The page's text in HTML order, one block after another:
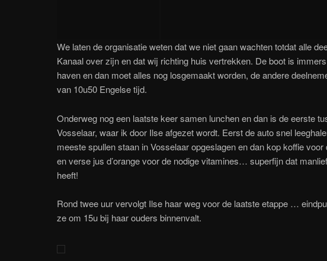
We laten de organisatie weten dat we niet gaan wachten totdat alle
Kanaal over zijn en dat wij richting huis vertrekken. De boot is
haven en dan moet alles nog losgemaakt worden, de andere
van 10u50 Engelse tijd.
Onderweg nog een laatste keer samen lunchen en dan is de eerste
Vosselaar, waar ik door Ilse afgezet wordt. Eerst de auto snel
meeste spullen staan in Vosselaar opgeslagen en dan kop koffie voor
en verse jus d’orange voor de nodige vitamines… superfijn dat
heeft!
Rond twee uur vervolgt Ilse haar weg voor de laatste etappe …
ze om 15u bij haar ouders binnenvalt.